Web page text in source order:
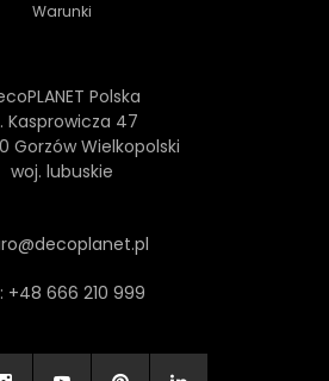
Warunki
Polska
Kasprowicza 47
Gorzów Wielkopolski
woj. lubuskie
+48 666 210 999